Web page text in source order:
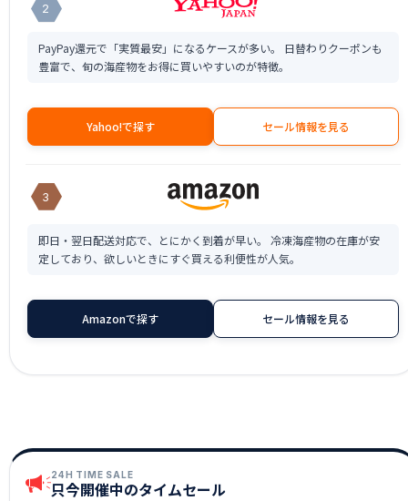
2
PayPay還元で「実質最安」になるケースが多い。 日替わりクーポンも
豊富で、旬の海産物をお得に買いやすいのが特徴。
Yahoo!で探す セール情報を見る
3
即日・翌日配送対応で、とにかく到着が早い。 冷凍海産物の在庫が安
定しており、欲しいときにすぐ買える利便性が人気。
Amazonで探す セール情報を見る
24H TIME SALE
只今開催中のタイムセール